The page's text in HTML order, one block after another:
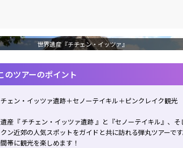
世界遺産『チチェン・イッツァ』
のツアーのポイント
ェン・イッツァ遺跡＋セノーテイキル＋ピンクレイク観光
産『 チチェン・イッツァ遺跡 』と『セノーテイキル』、そ
ン近郊の人気スポットをガイドと共に訪れる弾丸ツアーで
帯に観光を楽しめます！